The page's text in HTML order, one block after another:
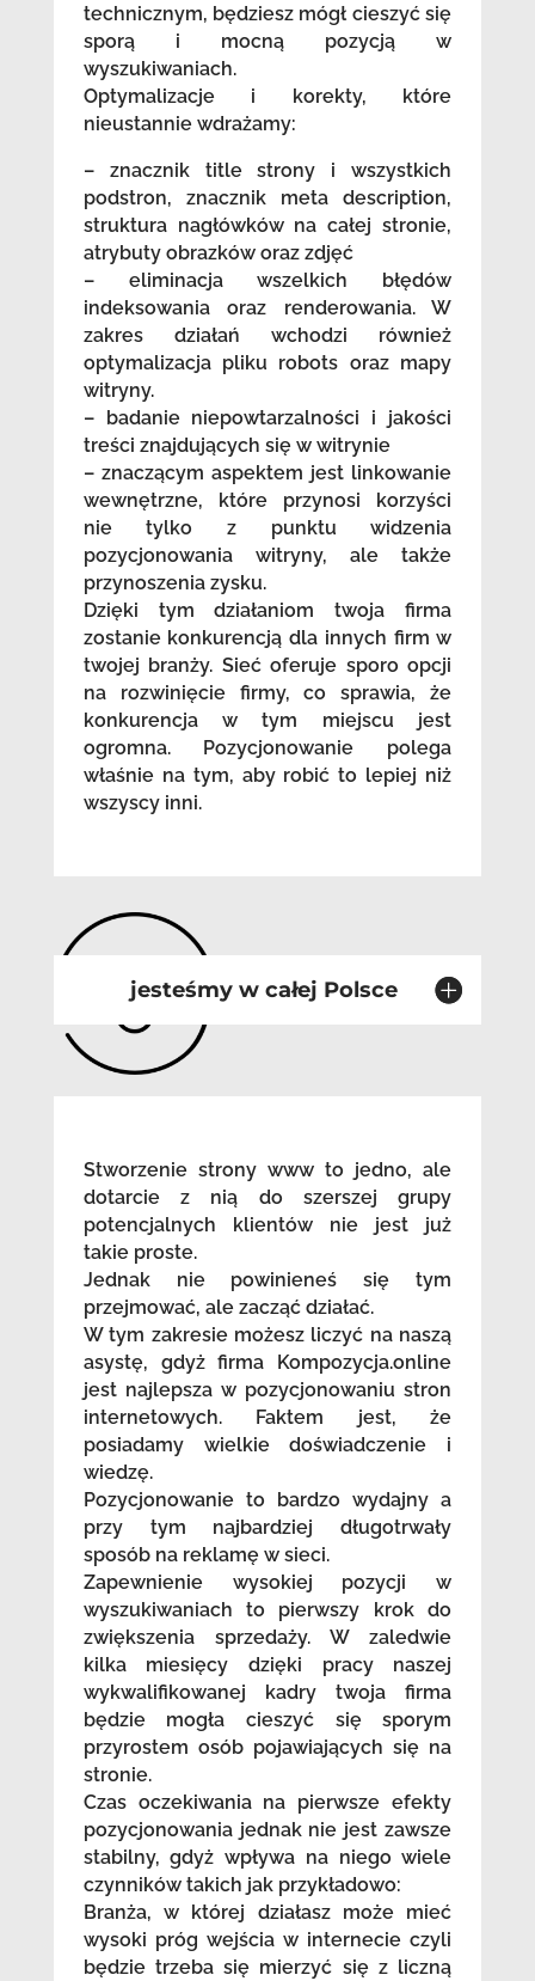
technicznym, będziesz mógł cieszyć się
sporą i mocną pozycją w
wyszukiwaniach.
Optymalizacje i korekty, które
nieustannie wdrażamy:
– znacznik title strony i wszystkich
podstron, znacznik meta description,
struktura nagłówków na całej stronie,
atrybuty obrazków oraz zdjęć
– eliminacja wszelkich błędów
indeksowania oraz renderowania. W
zakres działań wchodzi również
optymalizacja pliku robots oraz mapy
witryny.
– badanie niepowtarzalności i jakości
treści znajdujących się w witrynie
– znaczącym aspektem jest linkowanie
wewnętrzne, które przynosi korzyści
nie tylko z punktu widzenia
pozycjonowania witryny, ale także
przynoszenia zysku.
Dzięki tym działaniom twoja firma
zostanie konkurencją dla innych firm w
twojej branży. Sieć oferuje sporo opcji
na rozwinięcie firmy, co sprawia, że
konkurencja w tym miejscu jest
ogromna. Pozycjonowanie polega
właśnie na tym, aby robić to lepiej niż
wszyscy inni.
jesteśmy w całej Polsce
Stworzenie strony www to jedno, ale
dotarcie z nią do szerszej grupy
potencjalnych klientów nie jest już
takie proste.
Jednak nie powinieneś się tym
przejmować, ale zacząć działać.
W tym zakresie możesz liczyć na naszą
asystę, gdyż firma Kompozycja.online
jest najlepsza w pozycjonowaniu stron
internetowych. Faktem jest, że
posiadamy wielkie doświadczenie i
wiedzę.
Pozycjonowanie to bardzo wydajny a
przy tym najbardziej długotrwały
sposób na reklamę w sieci.
Zapewnienie wysokiej pozycji w
wyszukiwaniach to pierwszy krok do
zwiększenia sprzedaży. W zaledwie
kilka miesięcy dzięki pracy naszej
wykwalifikowanej kadry twoja firma
będzie mogła cieszyć się sporym
przyrostem osób pojawiających się na
stronie.
Czas oczekiwania na pierwsze efekty
pozycjonowania jednak nie jest zawsze
stabilny, gdyż wpływa na niego wiele
czynników takich jak przykładowo:
Branża, w której działasz może mieć
wysoki próg wejścia w internecie czyli
będzie trzeba się mierzyć się z liczną